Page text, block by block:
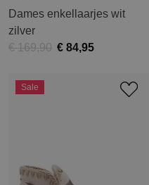
Dames enkellaarjes wit
zilver
€ 169,90 € 84,95
Sale